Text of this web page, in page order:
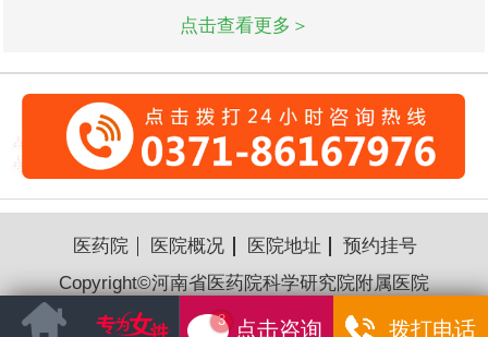
利，也很容易衰老，因此必须高度
点击查看更多＞
医药院 医院概况 医院地址
预约挂号
Copyright©河南省医药院科学研究院附属医院
豫ICP备16018176号-33
点击咨询 拨打电话